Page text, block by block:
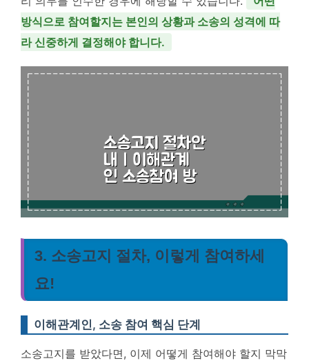
방식으로 참여할지는 본인의 상황과 소송의 성격에 따
라 신중하게 결정해야 합니다.
3. 소송고지 절차, 이렇게 참여하세
요!
이해관계인, 소송 참여 핵심 단계
소송고지를 받았다면, 이제 어떻게 참여해야 할지 막막